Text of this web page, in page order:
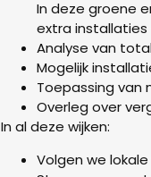
In deze groene
extra installaties
Analyse van
Mogelijk
Toepassing van
Overleg over
In al deze wijken:
Volgen we